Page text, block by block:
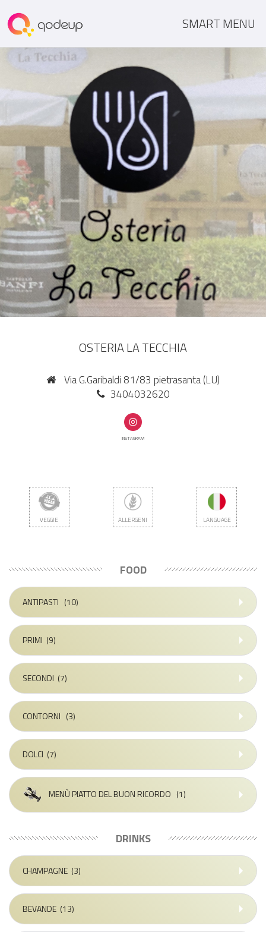
SMART MENU
OSTERIA LA TECCHIA
Via G.Garibaldi 81/83 pietrasanta (LU)
3404032620
INSTAGRAM
VEGGIE ALLERGENI LANGUAGE
FOOD
ANTIPASTI (10)
PRIMI (9)
SECONDI (7)
CONTORNI (3)
DOLCI (7)
MENÙ PIATTO DEL BUON RICORDO (1)
DRINKS
CHAMPAGNE (3)
BEVANDE (13)